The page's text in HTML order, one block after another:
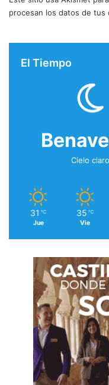
procesan los datos de tus
El Tiempo
Cielo claro
31 ℃
Jue
35 ℃
Vie